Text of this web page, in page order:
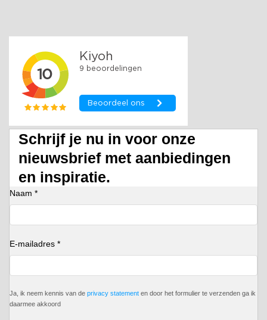
Schrijf je nu in voor onze
nieuwsbrief met aanbiedingen
en inspiratie.
Naam *
E-mailadres *
Ja, ik neem kennis van de privacy statement en door het formulier te verzenden ga ik
daarmee akkoord